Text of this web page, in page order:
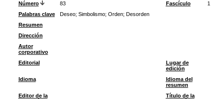
Número
83 Fascículo
1
Palabras clave
Deseo; Simbolismo; Orden; Desorden
Resumen
Dirección
Autor
corporativo
Editorial
Lugar de
edición
Idioma
Idioma del
resumen
Editor de la
Título de la